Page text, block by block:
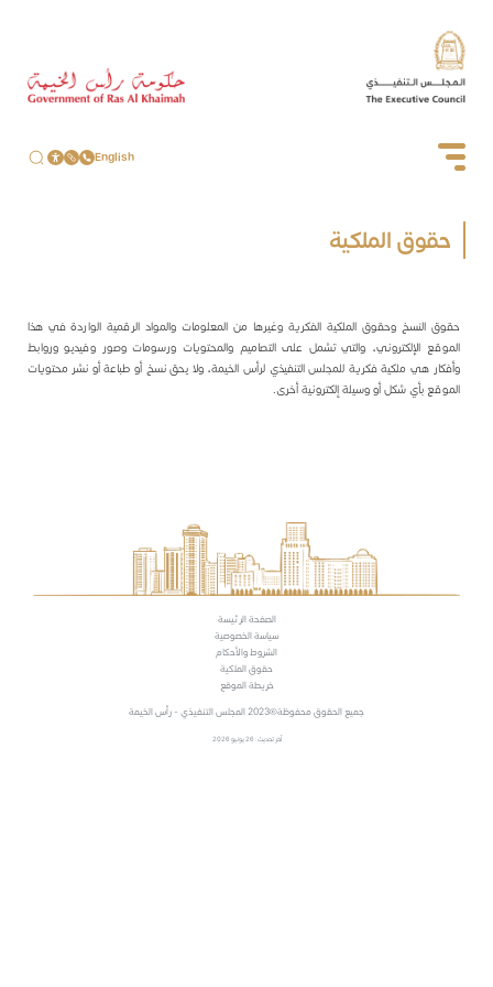
English
حقوق الملكية
حقوق النسخ وحقوق الملكية الفكرية وغيرها من المعلومات والمواد الرقمية الواردة في هذا
الموقع الإلكتروني، والتي تشمل على التصاميم والمحتويات ورسومات وصور وفيديو وروابط
وأفكار هي ملكية فكرية للمجلس التنفيذي لرأس الخيمة، ولا يحق نسخ أو طباعة أو نشر محتويات
الموقع بأي شكل أو وسيلة إلكترونية أخرى.
الصفحة الرئيسة
سياسة الخصوصية
الشروط والأحكام
حقوق الملكية
خريطة الموقع
جميع الحقوق محفوظة 2023 المجلس التنفيذي - رأس الخيمة
آخر تحديث: 26 يونيو 2026